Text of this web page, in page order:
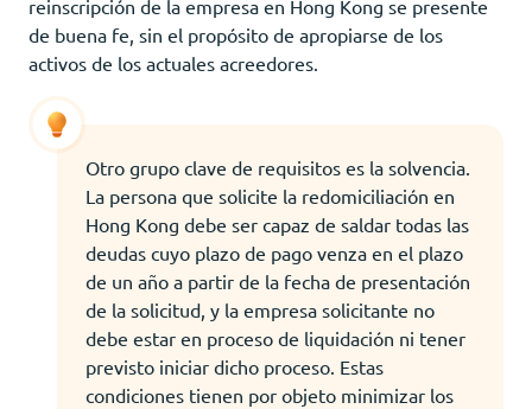
reinscripción de la empresa en Hong Kong se presente
de buena fe, sin el propósito de apropiarse de los
activos de los actuales acreedores.
Otro grupo clave de requisitos es la solvencia.
La persona que solicite la redomiciliación en
Hong Kong debe ser capaz de saldar todas las
deudas cuyo plazo de pago venza en el plazo
de un año a partir de la fecha de presentación
de la solicitud, y la empresa solicitante no
debe estar en proceso de liquidación ni tener
previsto iniciar dicho proceso. Estas
condiciones tienen por objeto minimizar los